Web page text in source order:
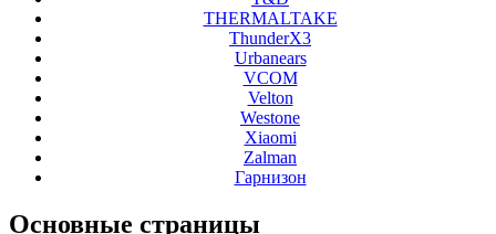
THERMALTAKE
ThunderX3
Urbanears
VCOM
Velton
Westone
Xiaomi
Zalman
Гарнизон
Основные страницы